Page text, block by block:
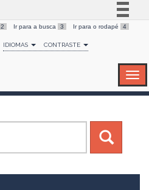
Simplifique!
Comunica BR
Canais
2 Ir para a busca 3 Ir para o rodapé 4
IDIOMAS CONTRASTE